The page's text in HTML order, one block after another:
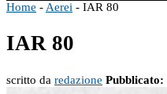
Home - Aerei - IAR 80
IAR 80
scritto da redazione Pubblicato: